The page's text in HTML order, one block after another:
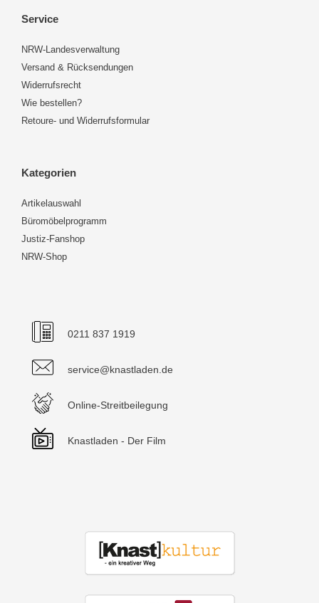
Service
NRW-Landesverwaltung
Versand & Rücksendungen
Widerrufsrecht
Wie bestellen?
Retoure- und Widerrufsformular
Kategorien
Artikelauswahl
Büromöbelprogramm
Justiz-Fanshop
NRW-Shop
0211 837 1919
service@knastladen.de
Online-Streitbeilegung
Knastladen - Der Film